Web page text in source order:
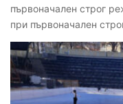
първоначален строг
при първоначален